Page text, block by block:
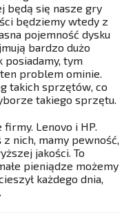
będą się nasze gry
będziemy wtedy z
pojemność dysku
bardzo dużo
posiadamy, tym
problem ominie.
takich sprzętów, co
takiego sprzętu.
Lenovo i HP.
nich, mamy pewność,
jakości. To
pieniądze możemy
każdego dnia,